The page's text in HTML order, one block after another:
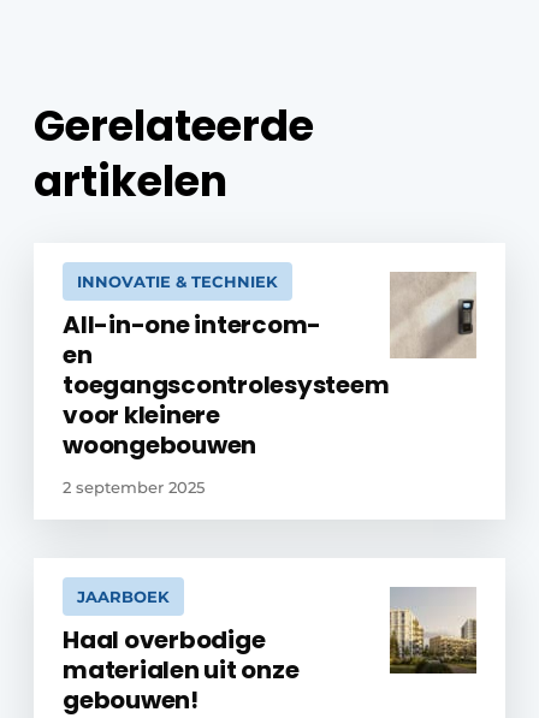
Gerelateerde
artikelen
INNOVATIE & TECHNIEK
All-in-one intercom-
en
toegangscontrolesysteem
voor kleinere
woongebouwen
2 september 2025
JAARBOEK
Haal overbodige
materialen uit onze
gebouwen!